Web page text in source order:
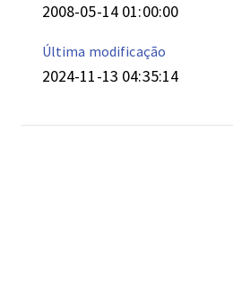
2008-05-14 01:00:00
Última modificação
2024-11-13 04:35:14